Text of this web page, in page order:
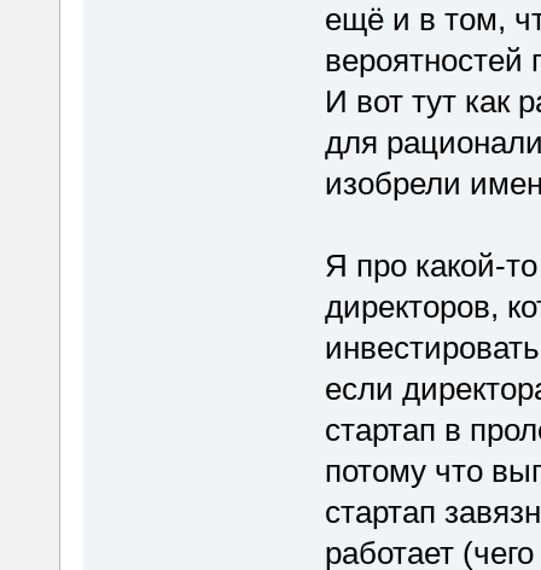
ещё и в том,
вероятностей
И вот тут как
для
изобрели
Я про какой-
директоров,
если
стартап в
потому что
стартап
работает